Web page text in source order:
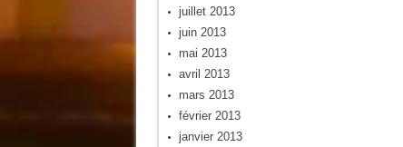
juillet 2013
juin 2013
mai 2013
avril 2013
mars 2013
février 2013
janvier 2013